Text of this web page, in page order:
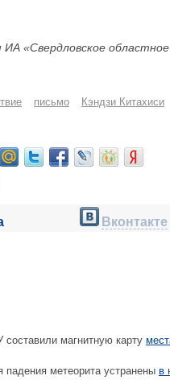
«Свердловское
письмо Кэндзи Китахиси
Вконтакте
магнитную карту
падения метеорита устранены в